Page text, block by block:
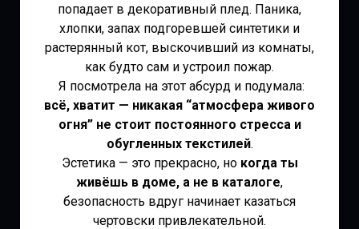
попадает в декоративный плед. Паника,
хлопки, запах подгоревшей синтетики и
растерянный кот, выскочивший из комнаты,
как будто сам и устроил пожар.
Я посмотрела на этот абсурд и подумала:
всё, хватит — никакая “атмосфера живого
огня” не стоит постоянного стресса и
обугленных текстилей.
Эстетика — это прекрасно, но когда ты
живёшь в доме, а не в каталоге,
безопасность вдруг начинает казаться
чертовски привлекательной.